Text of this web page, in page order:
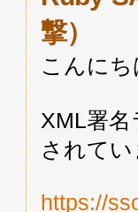
撃）
こんに
XML署
されて
https://